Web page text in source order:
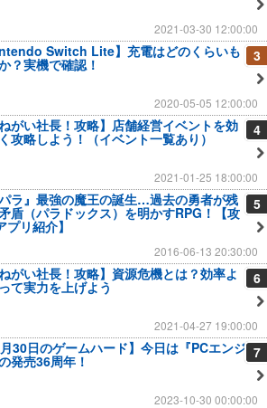
2021-03-30 12:00:00
3
Switch Lite】充電はどのくらいも
？実機で確認！
2020-05-05 12:00:00
4
ねがい社長！攻略】店舗経営イベントを効
攻略しよう！（イベント一覧あり）
2021-01-25 18:00:00
5
パラ』最強の魔王の誕生…過去の勇者が残
盾（パラドックス）を明かすRPG！【攻
プリ紹介】
2016-06-13 20:30:00
6
ねがい社長！攻略】資源危機とは？効率よ
て実力を上げよう
2021-04-27 19:00:00
7
月30日のゲームハード】今日は『PCエンジ
発売36周年！
2023-10-30 00:00:00